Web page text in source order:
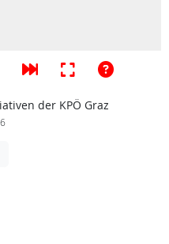
der KPÖ Graz